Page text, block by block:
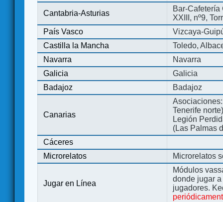
Cantabria-Asturias
Bar-
XXIII, nº9,
País Vasco
Vizcaya-
Castilla la Mancha
Toledo,
Navarra
Navarra
Galicia
Galicia
Badajoz
Badajoz
Canarias
Tenerife
Legión
(Las Palmas
Cáceres
Microrelatos
Microrelatos
Jugar en Línea
Módulos
donde jugar
jugadores.